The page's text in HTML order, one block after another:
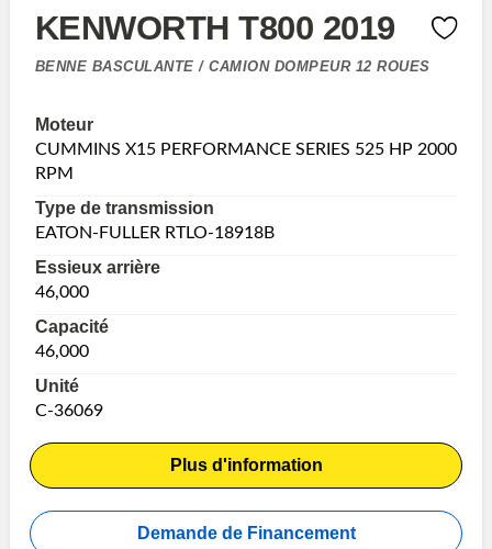
KENWORTH T800 2019
BENNE BASCULANTE / CAMION DOMPEUR 12 ROUES
Moteur
CUMMINS X15 PERFORMANCE SERIES 525 HP 2000
RPM
Type de transmission
EATON-FULLER RTLO-18918B
Essieux arrière
46,000
Capacité
46,000
Unité
C-36069
Plus d'information
Demande de Financement